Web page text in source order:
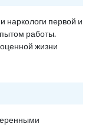
наркологи первой и
работы.
жизни